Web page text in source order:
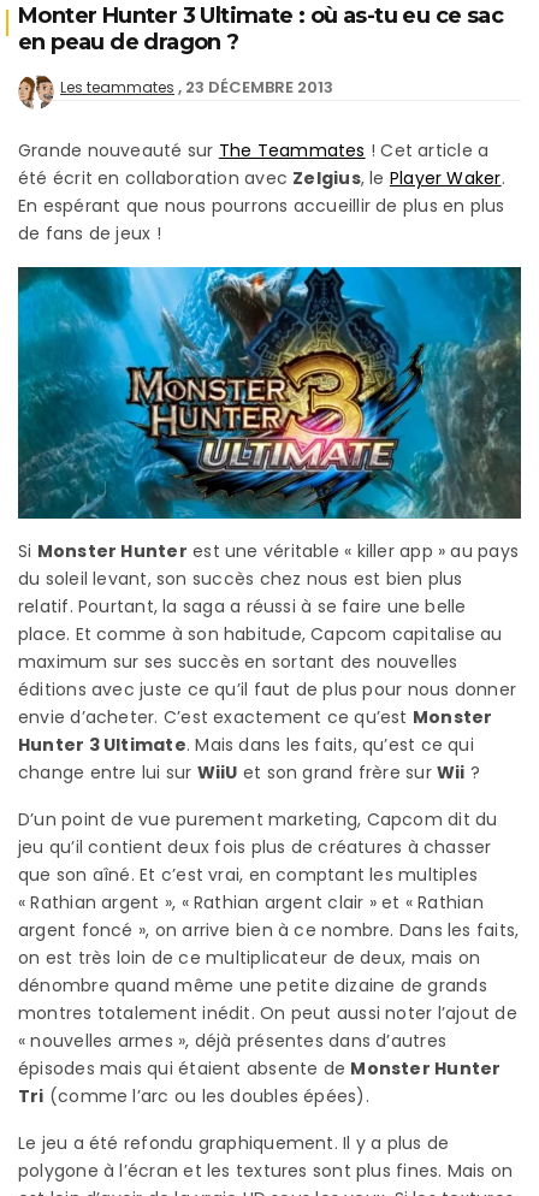
Monter Hunter 3 Ultimate : où as-tu eu ce sac
en peau de dragon ?
Les teammates 23 DÉCEMBRE 2013
Grande nouveauté sur The Teammates ! Cet article a
été écrit en collaboration avec Zelgius, le Player Waker.
En espérant que nous pourrons accueillir de plus en plus
de fans de jeux !
Si Monster Hunter est une véritable « killer app » au pays
du soleil levant, son succès chez nous est bien plus
relatif. Pourtant, la saga a réussi à se faire une belle
place. Et comme à son habitude, Capcom capitalise au
maximum sur ses succès en sortant des nouvelles
éditions avec juste ce qu’il faut de plus pour nous donner
envie d’acheter. C’est exactement ce qu’est Monster
Hunter 3 Ultimate. Mais dans les faits, qu’est ce qui
change entre lui sur WiiU et son grand frère surWii ?
D’un point de vue purement marketing, Capcom dit du
jeu qu’il contient deux fois plus de créatures à chasser
que son aîné. Et c’est vrai, en comptant les multiples
« Rathian argent », « Rathian argent clair » et « Rathian
argent foncé », on arrive bien à ce nombre. Dans les faits,
on est très loin de ce multiplicateur de deux, mais on
dénombre quand même une petite dizaine de grands
montres totalement inédit. On peut aussi noter l’ajout de
« nouvelles armes », déjà présentes dans d’autres
épisodes mais qui étaient absente de Monster Hunter
Tri (comme l’arc ou les doubles épées).
Le jeu a été refondu graphiquement. Il y a plus de
polygone à l’écran et les textures sont plus fines. Mais on